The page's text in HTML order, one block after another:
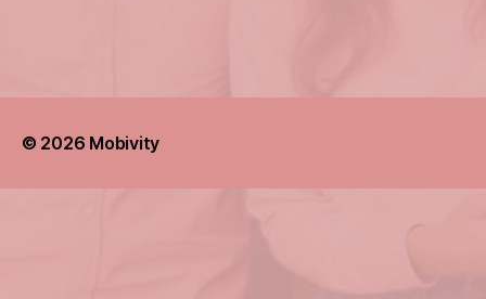
© 2026 Mobivity